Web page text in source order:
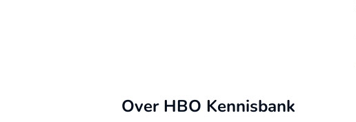
Over HBO Kennisbank